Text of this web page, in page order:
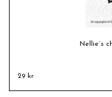
Nellie´s
29 kr